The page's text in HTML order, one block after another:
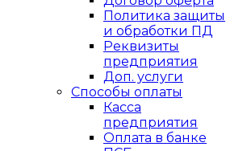
Политика защиты
и обработки ПД
Реквизиты
предприятия
Доп. услуги
Способы оплаты
Касса
предприятия
Оплата в банке